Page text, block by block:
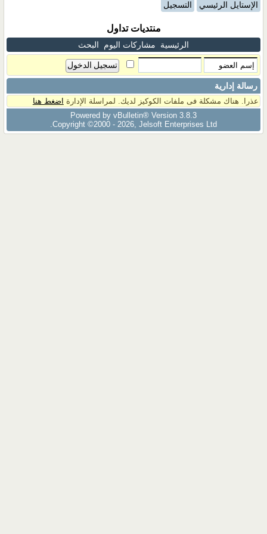
الإستايل الرئيسي التسجيل
منتديات تداول
الرئيسية مشاركات اليوم البحث
رسالة إدارية
عذرا. هناك مشكلة فى ملفات الكوكيز لديك. لمراسلة الإدارة اضغط هنا
Powered by vBulletin® Version 3.8.3
Copyright ©2000 - 2026, Jelsoft Enterprises Ltd.